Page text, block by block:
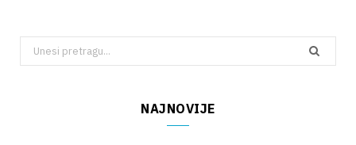
Pretraga:
NAJNOVIJE